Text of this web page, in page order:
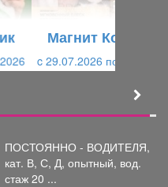
Косметик
по 25.08.2026
ПОСТОЯННО - ВОДИТЕЛЯ,
кат. В, С, Д, опытный, вод.
стаж 20 ...